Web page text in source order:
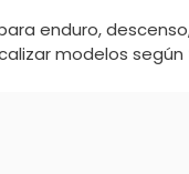
enduro,
modelos